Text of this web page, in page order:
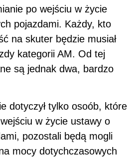
po wejściu w życie
pojazdami. Każdy, kto
na skuter będzie musiał
kategorii AM. Od tej
są jednak dwa, bardzo
dotyczył tylko osoób, które
w życie ustawy o
pozostali będą mogli
mocy dotychczasowych